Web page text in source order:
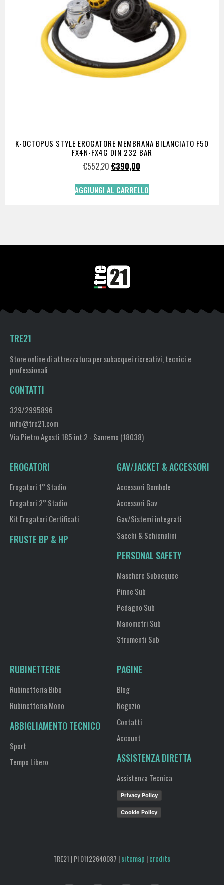
K-OCTOPUS STYLE EROGATORE MEMBRANA BILANCIATO F50
FX4N-FX4G DIN 232 BAR
€552,20€390,00
AGGIUNGI AL CARRELLO
TRE21
Store online di attrezzatura per subacquei ricreativi, tecnici e
professionali
CONTATTI
329/2995896
info@tre21.com
Via Pietro Agosti 185 int.2 - Sanremo (18038)
EROGATORI
Erogatori 1° Stadio
Erogatori 2° Stadio
Kit Erogatori Certificati
FRUSTE BP & HP
GAV/JACKET & ACCESSORI
Accessori Bombole
Accessori Gav
Gav/Sistemi integrati
Sacchi & Schienalini
PERSONAL SAFETY
Maschere Subacquee
Pinne Sub
Pedagno Sub
Manometri Sub
Strumenti Sub
RUBINETTERIE
Rubinetteria Bibo
Rubinetteria Mono
ABBIGLIAMENTO TECNICO
Sport
Tempo Libero
PAGINE
Blog
Negozio
Contatti
Account
ASSISTENZA DIRETTA
Assistenza Tecnica
Privacy Policy
Cookie Policy
TRE21 | PI 01122640087 |sitemap |credits